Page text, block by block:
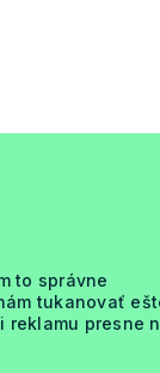
to správne
tukanovať
reklamu presne